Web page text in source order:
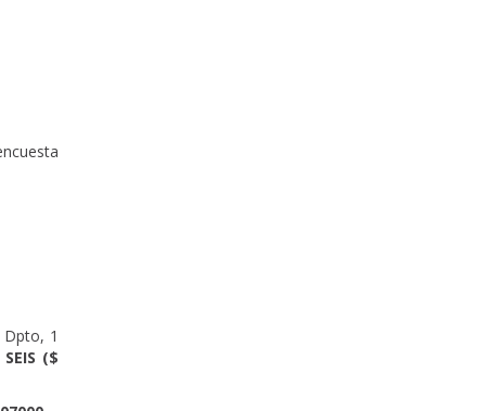
1
($